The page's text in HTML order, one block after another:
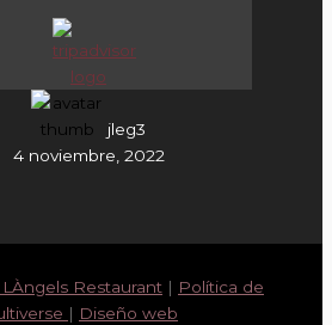
jleg3
4 noviembre, 2022
LÀngels Restaurant | Política de
| Diseño web